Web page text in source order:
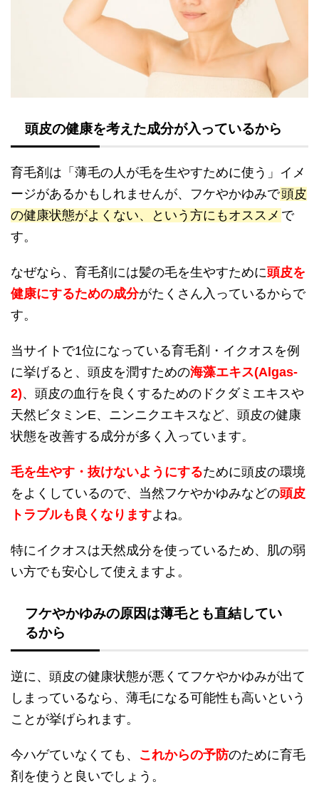
頭皮の健康を考えた成分が入っているから
育毛剤は「薄毛の人が毛を生やすために使う」イメ
ージがあるかもしれませんが、フケやかゆみで頭皮
の健康状態がよくない、という方にもオススメ で
す。
なぜなら、育毛剤には髪の毛を生やすために頭皮を
健康にするための成分がたくさん入っているからで
す。
当サイトで1位になっている育毛剤・イクオスを例
に挙げると、頭皮を潤すための海藻エキス(Algas-
2)、頭皮の血行を良くするためのドクダミエキスや
天然ビタミンE、ニンニクエキスなど、頭皮の健康
状態を改善する成分が多く入っています。
毛を生やす・抜けないようにするために頭皮の環境
をよくしているので、当然フケやかゆみなどの頭皮
トラブルも良くなりますよね。
特にイクオスは天然成分を使っているため、肌の弱
い方でも安心して使えますよ。
フケやかゆみの原因は薄毛とも直結してい
るから
逆に、頭皮の健康状態が悪くてフケやかゆみが出て
しまっているなら、薄毛になる可能性も高いという
ことが挙げられます。
今ハゲていなくても、 これからの予防のために育毛
剤を使うと良いでしょう。